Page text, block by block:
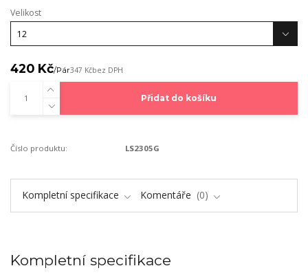
Velikost
420 Kč/Pár347 Kčbez DPH
Přidat do košíku
Číslo produktu: LS2305G
Kompletní specifikace Komentáře 0
Kompletní specifikace